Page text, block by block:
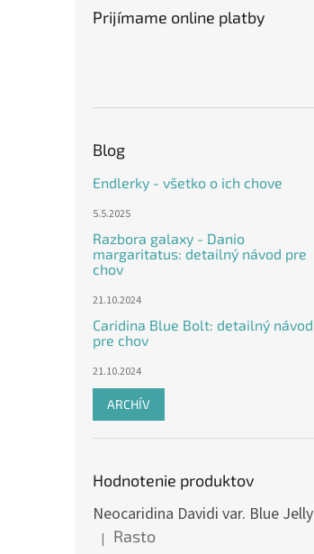
Prijímame online platby
Blog
Endlerky - všetko o ich chove
5.5.2025
Razbora galaxy - Danio
margaritatus: detailný návod pre
chov
21.10.2024
Caridina Blue Bolt: detailný návod
pre chov
21.10.2024
ARCHÍV
Hodnotenie produktov
Neocaridina Davidi var. Blue Jelly
Hodnotenie produktu je 5 z 5 hviezdičiek.
| Rasto